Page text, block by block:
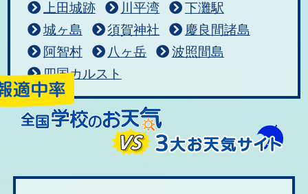
上田城跡
川平湾
下灘駅
城ヶ島
須賀神社
慶良間諸島
阿智村
八ヶ岳
波照間島
四国カルスト